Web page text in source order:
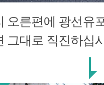
오른편에 광선유
그대로 직진하십